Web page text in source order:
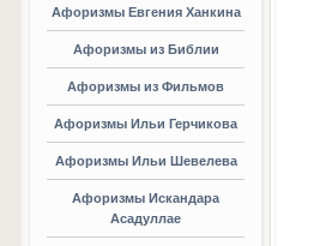
Афоризмы Евгения Ханкина
Афоризмы из Библии
Афоризмы из Фильмов
Афоризмы Ильи Герчикова
Афоризмы Ильи Шевелева
Афоризмы Искандара
Асадуллае